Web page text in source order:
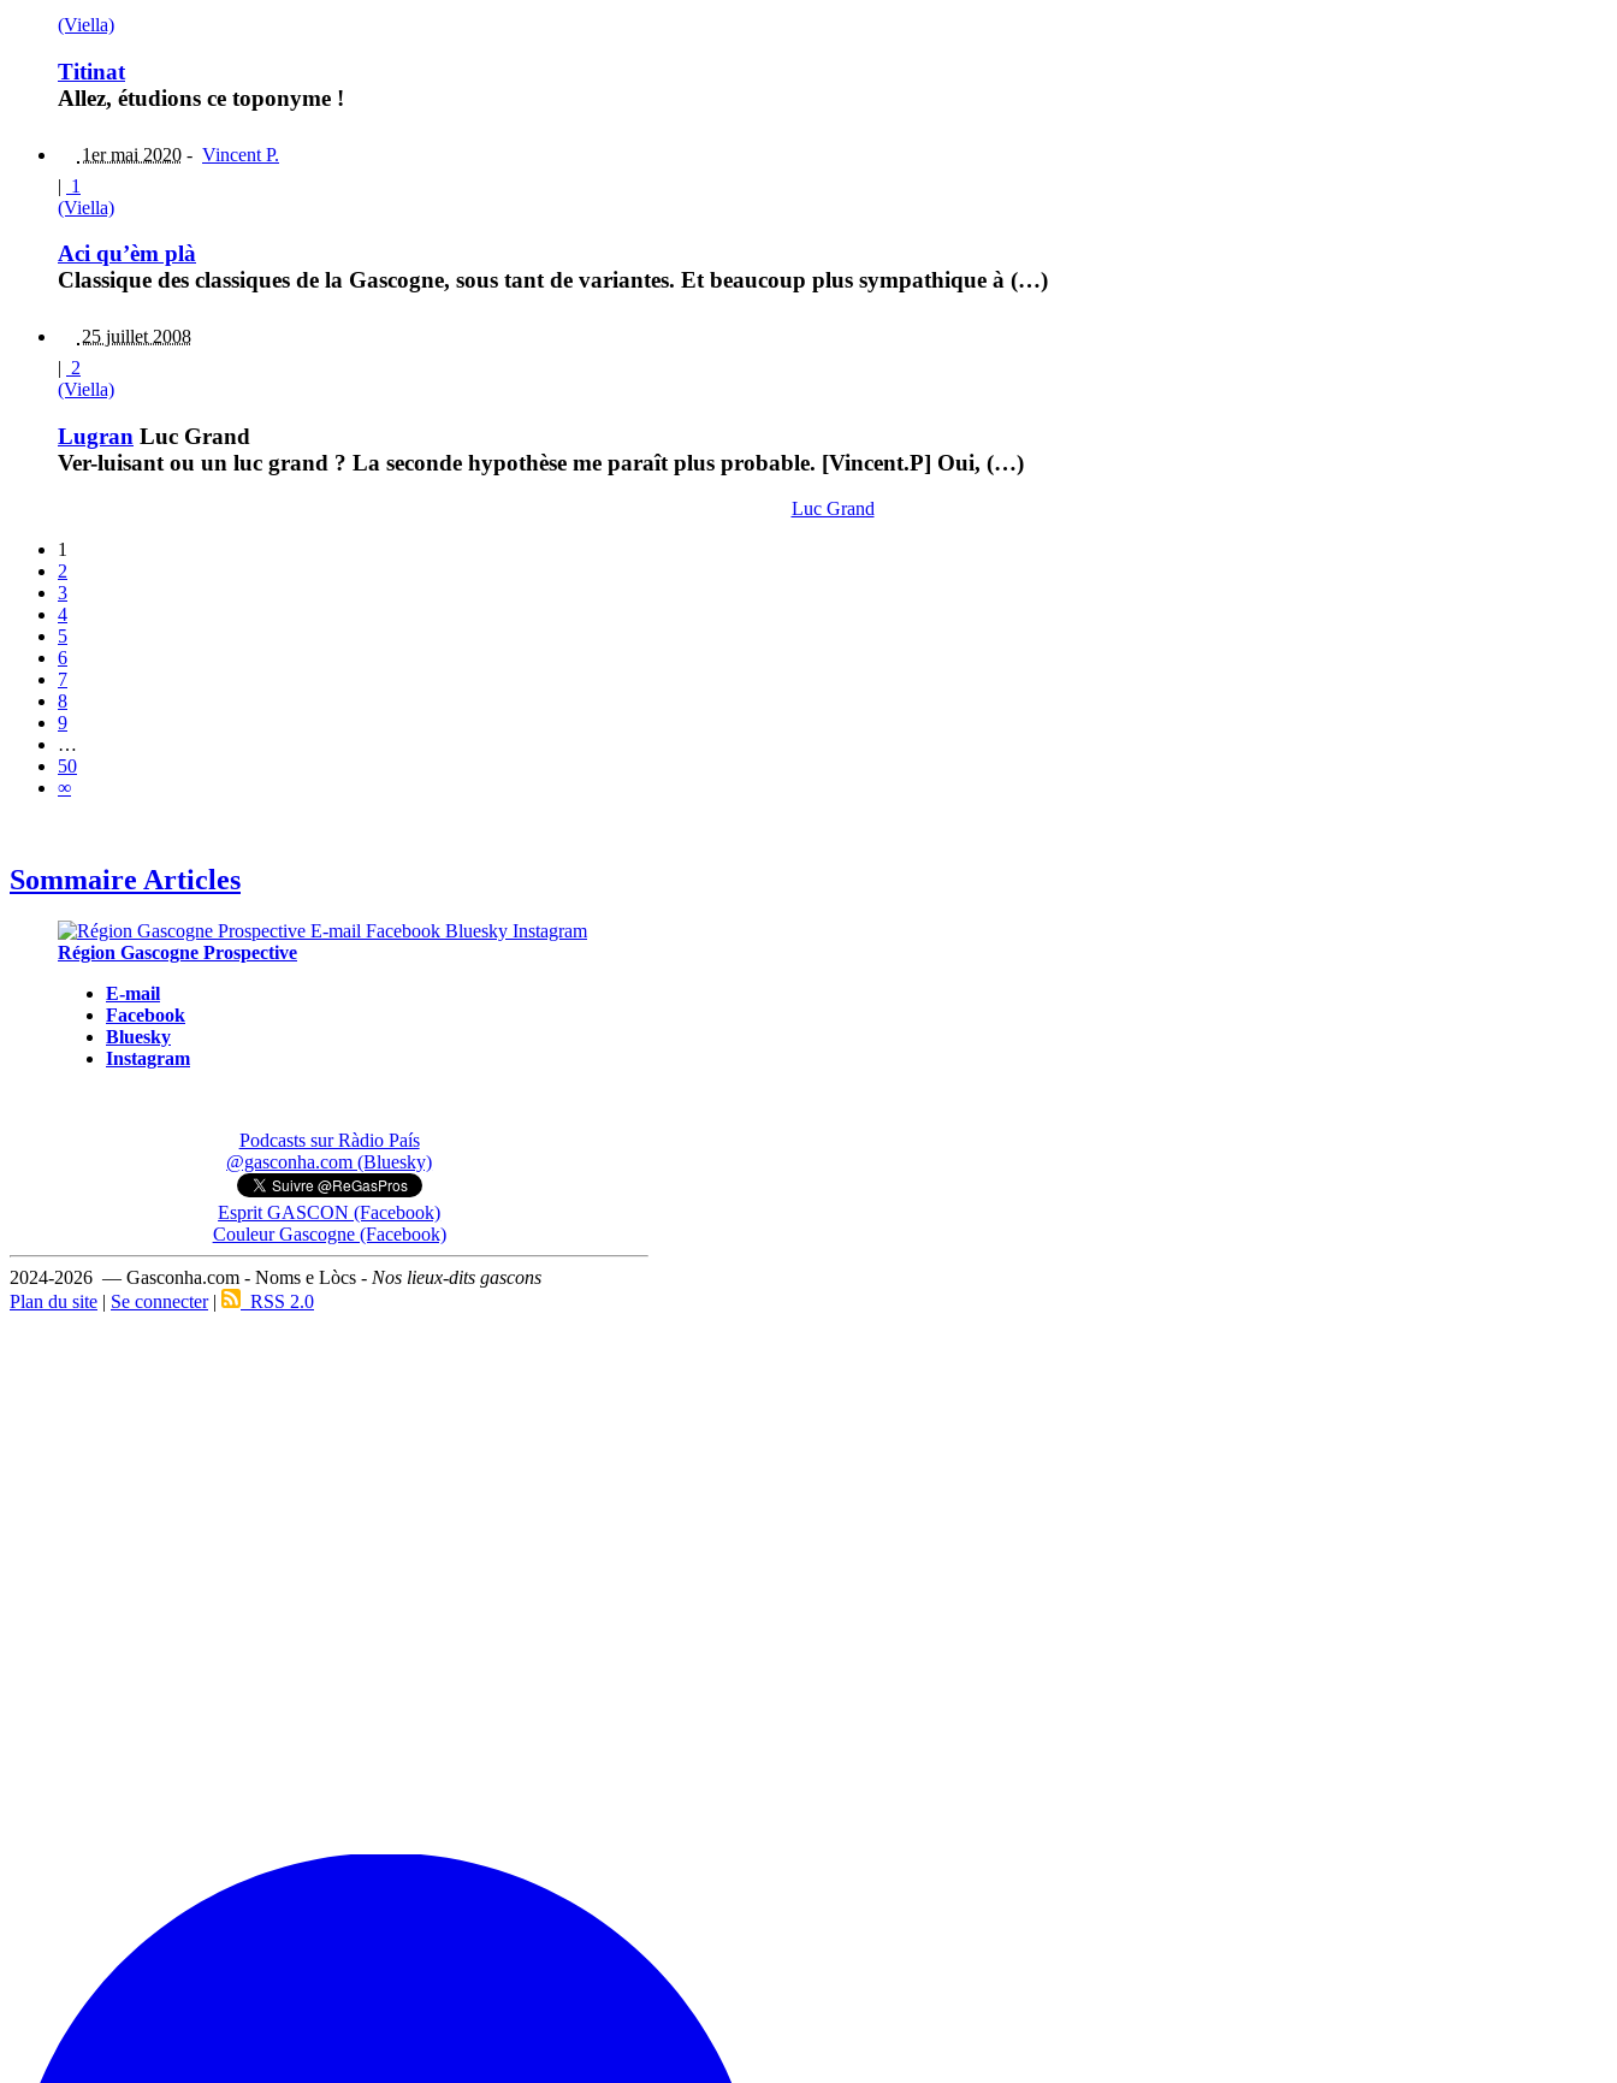
(Viella)
Titinat
Allez, étudions ce toponyme !
1er mai 2020 - Vincent P.
| 1
(Viella)
Aci qu’èm plà
Classique des classiques de la Gascogne, sous tant de variantes. Et beaucoup plus sympathique à (…)
25 juillet 2008
| 2
(Viella)
Lugran Luc Grand
Ver-luisant ou un luc grand ? La seconde hypothèse me paraît plus probable. [Vincent.P] Oui, (…)
Luc Grand
1
2
3
4
5
6
7
8
9
…
50
∞
Sommaire Articles
Région Gascogne Prospective
E-mail
Facebook
Bluesky
Instagram
Podcasts sur Ràdio País
@gasconha.com (Bluesky)
Esprit GASCON (Facebook)
Couleur Gascogne (Facebook)
2024-2026 — Gasconha.com - Noms e Lòcs - Nos lieux-dits gascons
Plan du site | Se connecter| RSS 2.0